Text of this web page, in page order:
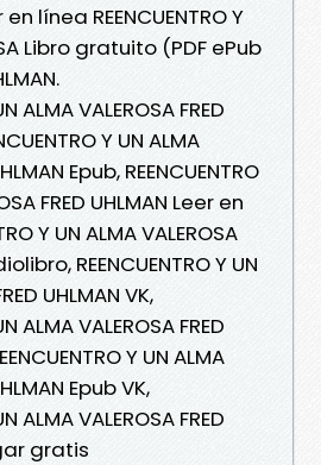
línea REENCUENTRO Y
Libro gratuito (PDF ePub
ALMA VALEROSA FRED
Y UN ALMA
Epub, REENCUENTRO
FRED UHLMAN Leer en
Y UN ALMA VALEROSA
REENCUENTRO Y UN
UHLMAN VK,
ALMA VALEROSA FRED
Y UN ALMA
Epub VK,
ALMA VALEROSA FRED
gratis